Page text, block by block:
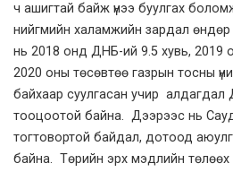
ч ашигтай байж үнээ буулгах
нийгмийн халамжийн зардал
нь 2018 онд ДНБ-ий 9.5 хувь, 2019
2020 оны төсөвтөө газрын тосны
байхаар суулгасан учир алдагдал
тооцоотой байна. Дээрээс нь
тогтовортой байдал, дотоод
байна. Төрийн эрх мэдлийн